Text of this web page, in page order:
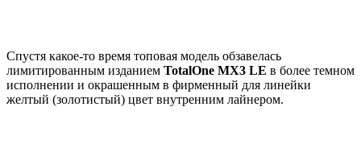
Спустя какое-то время топовая модель обзавелась
лимитированным изданием TotalOne MX3 LE в более темном
исполнении и окрашенным в фирменный для линейки
желтый (золотистый) цвет внутренним лайнером.